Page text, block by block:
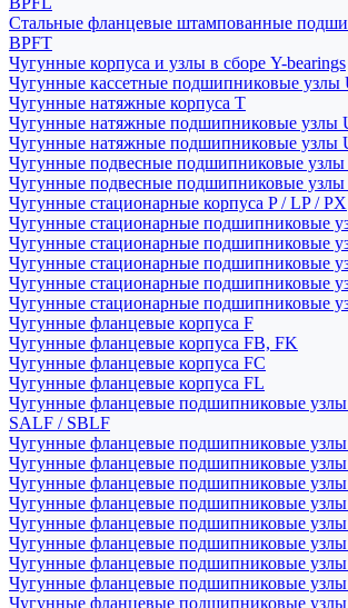
Стальные фланцевые штампованные
BPFT
Чугунные корпуса и узлы в сборе Y-bearings
Чугунные кассетные подшипниковые узлы
Чугунные натяжные корпуса T
Чугунные натяжные подшипниковые узлы
Чугунные натяжные подшипниковые узлы
Чугунные подвесные подшипниковые
Чугунные подвесные подшипниковые
Чугунные стационарные корпуса P / LP / PX
Чугунные стационарные подшипниковые
Чугунные стационарные подшипниковые
Чугунные стационарные подшипниковые
Чугунные стационарные подшипниковые
Чугунные стационарные подшипниковые
Чугунные фланцевые корпуса F
Чугунные фланцевые корпуса FB, FK
Чугунные фланцевые корпуса FC
Чугунные фланцевые корпуса FL
Чугунные фланцевые подшипниковые
SALF / SBLF
Чугунные фланцевые подшипниковые
Чугунные фланцевые подшипниковые
Чугунные фланцевые подшипниковые
Чугунные фланцевые подшипниковые
Чугунные фланцевые подшипниковые
Чугунные фланцевые подшипниковые
Чугунные фланцевые подшипниковые
Чугунные фланцевые подшипниковые
Чугунные фланцевые подшипниковые